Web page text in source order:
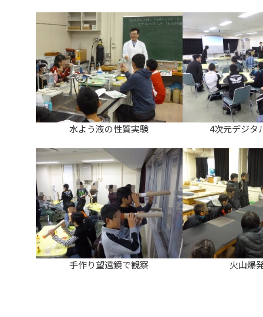
水よう液の性質実験 4次元デジタ
手作り望遠鏡で観察 火山爆